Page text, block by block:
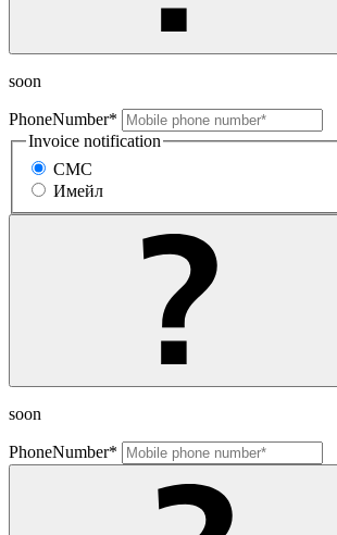
soon
PhoneNumber*
Invoice notification
СМС
Имейл
soon
PhoneNumber*